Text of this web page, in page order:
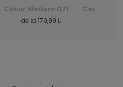
Covor Modern Q710A Luxury Pp Esm - alb, biały
de la 179,99 L